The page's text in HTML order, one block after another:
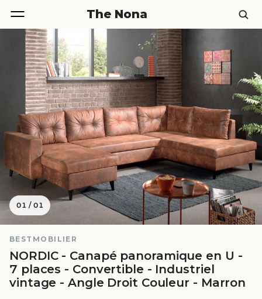
The Nona
01 /01
BESTMOBILIER
NORDIC - Canapé panoramique en U -
7 places - Convertible - Industriel
vintage - Angle Droit Couleur - Marron